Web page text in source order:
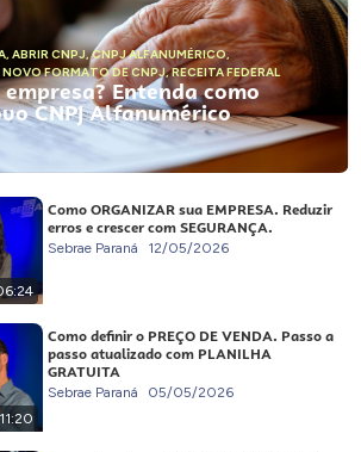
, ABRIR CNPJ,CNPJ ALFANUMÉRICO,
NOVO FORMATO DE CNPJ,RECEITA FEDERAL
Entenda como
CNPJ Alfanumérico
Como ORGANIZAR sua EMPRESA. Reduzir
erros e crescer com SEGURANÇA.
Sebrae Paraná 12/05/2026
11:20
Como definir o PREÇO DE VENDA. Passo a
passo atualizado com PLANILHA
GRATUITA
Sebrae Paraná 05/05/2026